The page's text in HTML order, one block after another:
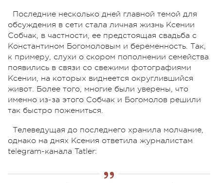
Последние несколько дней главной темой для
обсуждения в сети стала личная жизнь Ксении
Собчак, в частности, ее предстоящая свадьба с
Константином Богомоловым и беременность. Так,
к примеру, слухи о скором пополнении семейства
появились в связи со свежими фотографиями
Ксении, на которых виднеется округлившийся
живот. Более того, многие были уверены, что
именно из-за этого Собчак и Богомолов решили
так быстро пожениться.
Телеведущая до последнего хранила молчание,
однако на днях Ксения ответила журналистам
telegram-канала Tatler: